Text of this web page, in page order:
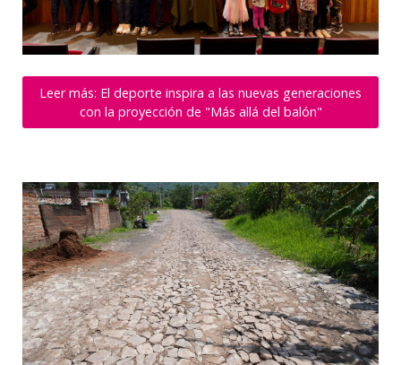
Leer más: El deporte inspira a las nuevas generaciones
con la proyección de "Más allá del balón"